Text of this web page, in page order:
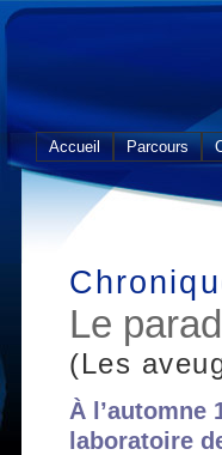
Accueil Parcours
Le
(Les
À l’automne
laboratoire